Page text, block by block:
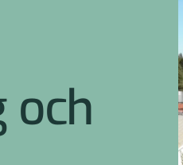
och